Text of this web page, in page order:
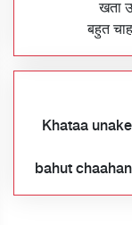
खता
बहुत
Khataa
bahut